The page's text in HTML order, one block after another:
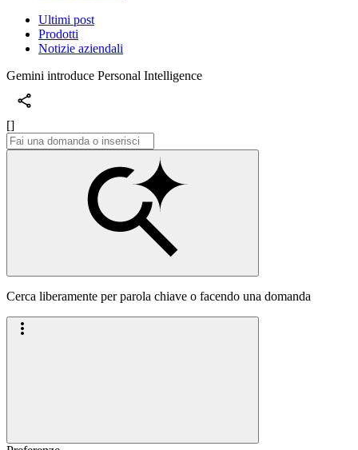
Ultimi post
Prodotti
Notizie aziendali
Gemini introduce Personal Intelligence
[]
Cerca liberamente per parola chiave o facendo una domanda